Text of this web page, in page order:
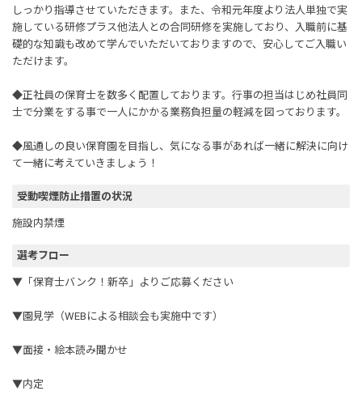
しっかり指導させていただきます。また、令和元年度より法人単独で実
施している研修プラス他法人との合同研修を実施しており、入職前に基
礎的な知識も改めて学んでいただいておりますので、安心してご入職い
ただけます。
◆正社員の保育士を数多く配置しております。行事の担当はじめ社員同
士で分業をする事で一人にかかる業務負担量の軽減を図っております。
◆風通しの良い保育園を目指し、気になる事があれば一緒に解決に向け
て一緒に考えていきましょう！
受動喫煙防止措置の状況
施設内禁煙
選考フロー
▼「保育士バンク！新卒」よりご応募ください
▼園見学（WEBによる相談会も実施中です）
▼面接・絵本読み聞かせ
▼内定